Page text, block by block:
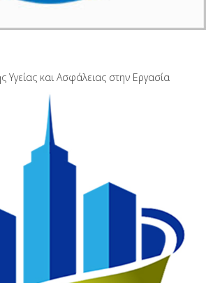
Υγείας και Ασφάλειας στην Εργασία